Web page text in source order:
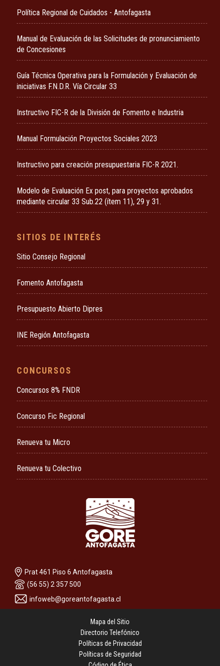
Política Regional de Cuidados - Antofagasta
Manual de Evaluación de las Solicitudes de pronunciamiento
de Concesiones
Guía Técnica Operativa para la Formulación y Evaluación de
iniciativas F.N.D.R. Vía Circular 33
Instructivo FIC-R de la División de Fomento e Industria
Manual Formulación Proyectos Sociales 2023
Instructivo para creación presupuestaria FIC-R 2021.
Modelo de Evaluación Ex post, para proyectos aprobados
mediante circular 33 Sub.22 (ítem 11), 29 y 31.
SITIOS DE INTERÉS
Sitio Consejo Regional
Fomento Antofagasta
Presupuesto Abierto Dipres
INE Región Antofagasta
CONCURSOS
Concursos 8% FNDR
Concurso Fic Regional
Renueva tu Micro
Renueva tu Colectivo
Prat 461 Piso 6 Antofagasta
(56 55) 2 357 500
infoweb@goreantofagasta.cl
Mapa del Sitio
Directorio Telefónico
Políticas de Privacidad
Políticas de Seguridad